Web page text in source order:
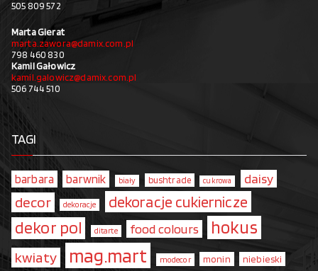
505 809 572
Marta Gierat
marta.zawora@damix.com.pl
798 460 830
Kamil Gałowicz
kamil.galowicz@damix.com.pl
506 744 510
TAGI
barbara barwnik biały bushtrade cukrowa daisy
decor dekoracje dekoracje cukiernicze
dekor pol ditarte food colours hokus
kwiaty mag.mart modecor monin niebieski